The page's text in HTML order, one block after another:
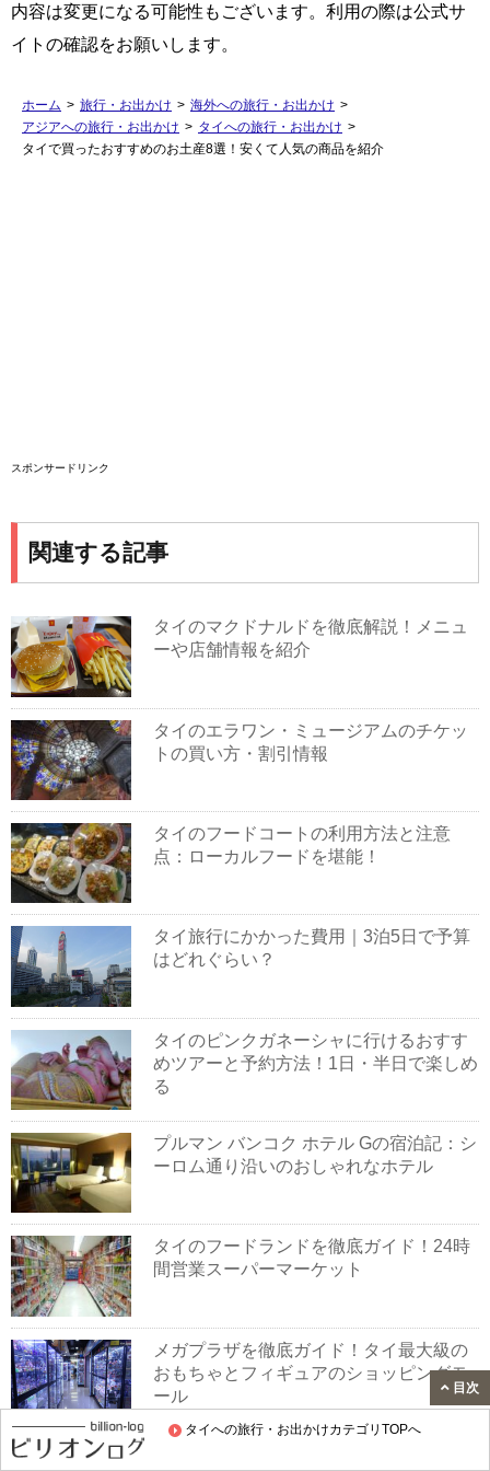
タイへの旅行・お出かけカテゴリTOPへ
内容は変更になる可能性もございます。利用の際は公式サ
イトの確認をお願いします。
ホーム > 旅行・お出かけ > 海外への旅行・お出かけ >
アジアへの旅行・お出かけ > タイへの旅行・お出かけ >
タイで買ったおすすめのお土産8選！安くて人気の商品を紹介
スポンサードリンク
関連する記事
タイのマクドナルドを徹底解説！メニュ
ーや店舗情報を紹介
タイのエラワン・ミュージアムのチケッ
トの買い方・割引情報
タイのフードコートの利用方法と注意
点：ローカルフードを堪能！
タイ旅行にかかった費用｜3泊5日で予算
はどれぐらい？
タイのピンクガネーシャに行けるおすす
めツアーと予約方法！1日・半日で楽しめ
る
プルマン バンコク ホテル Gの宿泊記：シ
ーロム通り沿いのおしゃれなホテル
タイのフードランドを徹底ガイド！24時
間営業スーパーマーケット
メガプラザを徹底ガイド！タイ最大級の
おもちゃとフィギュアのショッピングモ
ール
目次